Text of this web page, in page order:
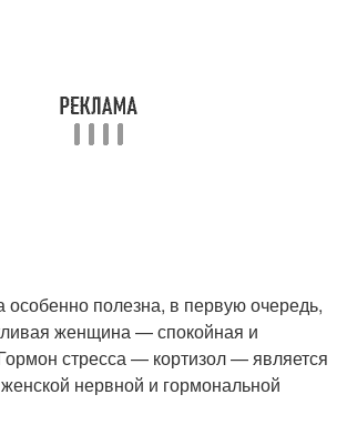
полезна, в первую очередь,
женщина — спокойная и
стресса — кортизол — является
нервной и гормональной